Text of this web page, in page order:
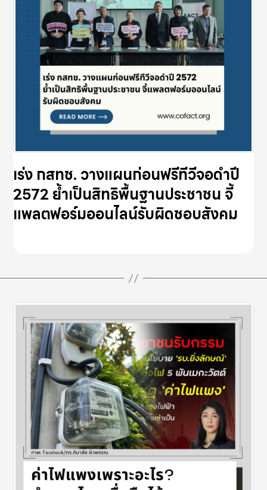
เร่ง กสทช. วางแผนก่อนฟรีทีวีจอดำปี
2572 ย้ำเป็นสิทธิพื้นฐานประชาชน จี้
แพลตฟอร์มออนไลน์รับผิดชอบสังคม